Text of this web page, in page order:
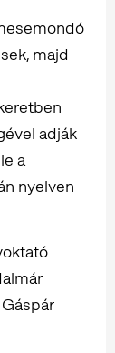
majd
adják
a
nyelven